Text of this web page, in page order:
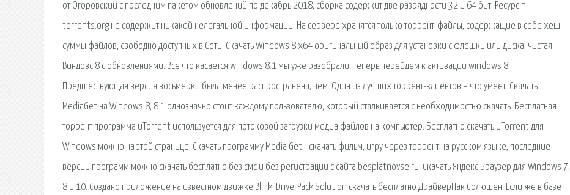
от Огоровский с последним пакетом обновлений по декабрь 2018, сборка содержит две разрядности 32 и 64 бит. Ресурс n-
torrents.org не содержит никакой нелегальной информации. На сервере хранятся только торрент-файлы, содержащие в себе хеш-
суммы файлов, свободно доступных в Сети. Скачать Windows 8 x64 оригинальный образ для установки с флешки или диска, чистая
Виндовс 8 с обновлениями. Все что касается windows 8.1 мы уже разобрали. Теперь перейдем к активации windows 8.
Предшествующая версия восьмерки была менее распространена, чем. Один из лучших торрент-клиентов – что умеет. Скачать
MediaGet на Windows 8, 8.1 однозначно стоит каждому пользователю, который сталкивается с необходимостью скачать. Бесплатная
торрент программа uTorrent используется для потоковой загрузки медиа файлов на компьютер. Бесплатно скачать uTorrent для
Windows можно на этой странице. Скачать программу Media Get - скачать фильм, игру через торрент на русском языке, последние
версии программ можно скачать бесплатно без смс и без регистрации с сайта besplatnovse.ru. Скачать Яндекс Браузер для Windows 7,
8 и 10. Создано приложение на известном движке Blink. DriverPack Solution скачать бесплатно ДрайверПак Солюшен. Если же в базе